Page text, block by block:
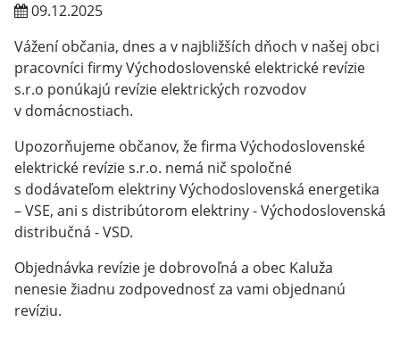
09.12.2025
Vážení občania, dnes a v najbližších dňoch v našej obci
pracovníci firmy Východoslovenské elektrické revízie
s.r.o ponúkajú revízie elektrických rozvodov
v domácnostiach.
Upozorňujeme občanov, že firma Východoslovenské
elektrické revízie s.r.o. nemá nič spoločné
s dodávateľom elektriny Východoslovenská energetika
– VSE, ani s distribútorom elektriny - Východoslovenská
distribučná - VSD.
Objednávka revízie je dobrovoľná a obec Kaluža
nenesie žiadnu zodpovednosť za vami objednanú
revíziu.